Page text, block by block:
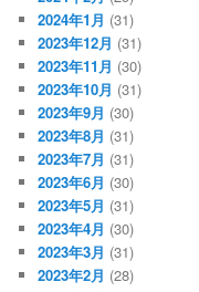
2024年1月 (31)
2023年12月 (31)
2023年11月 (30)
2023年10月 (31)
2023年9月 (30)
2023年8月 (31)
2023年7月 (31)
2023年6月 (30)
2023年5月 (31)
2023年4月 (30)
2023年3月 (31)
2023年2月 (28)